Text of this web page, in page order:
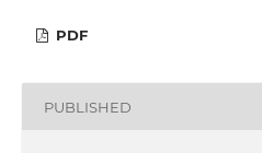
PDF
PUBLISHED